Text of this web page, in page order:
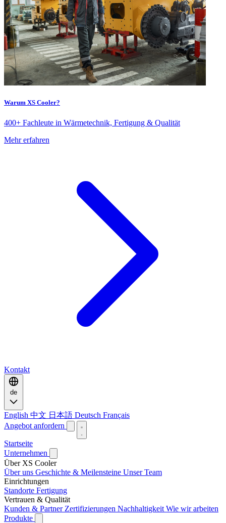
Warum XS Cooler?
400+ Fachleute in Wärmetechnik, Fertigung & Qualität
Mehr erfahren
Kontakt
de
English 中文 日本語 Deutsch Français
Angebot anfordern
Startseite
Unternehmen
Über XS Cooler
Über uns Geschichte & Meilensteine Unser Team
Einrichtungen
Standorte Fertigung
Vertrauen & Qualität
Kunden & Partner Zertifizierungen Nachhaltigkeit Wie wir arbeiten
Produkte